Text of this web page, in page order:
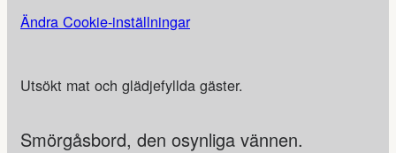
Ändra Cookie-inställningar
Utsökt mat och glädjefyllda gäster.
Smörgåsbord, den osynliga vännen.